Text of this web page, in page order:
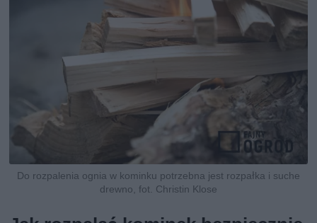
Do rozpalenia ognia w kominku potrzebna jest rozpałka i suche
drewno, fot. Christin Klose